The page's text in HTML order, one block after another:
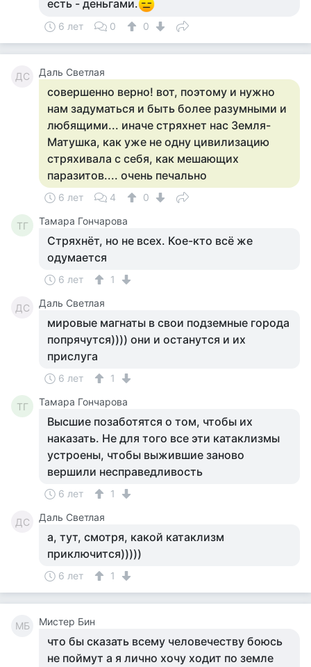
есть - деньгами.
6 лет 0 0
ДС Даль Светлая
совершенно верно! вот, поэтому и нужно
нам задуматься и быть более разумными и
любящими... иначе стряхнет нас Земля-
Матушка, как уже не одну цивилизацию
стряхивала с себя, как мешающих
паразитов.... очень печально
6 лет 4 0
ТГ Тамара Гончарова
Стряхнёт, но не всех. Кое-кто всё же
одумается
6 лет 1
ДС Даль Светлая
мировые магнаты в свои подземные города
попрячутся)))) они и останутся и их
прислуга
6 лет 1
ТГ Тамара Гончарова
Высшие позаботятся о том, чтобы их
наказать. Не для того все эти катаклизмы
устроены, чтобы выжившие заново
вершили несправедливость
6 лет 1
ДС Даль Светлая
а, тут, смотря, какой катаклизм
приключится)))))
6 лет 1
МБ Мистер Бин
что бы сказать всему человечеству боюсь
не поймут а я лично хочу ходит по земле